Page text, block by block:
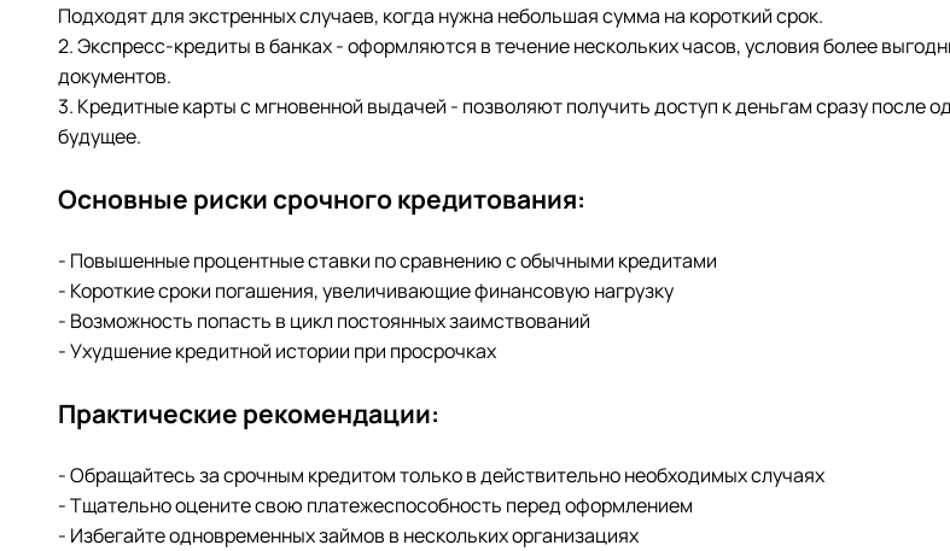
Подходят для экстренных случаев, когда нужна небольшая сумма на короткий срок.
2. Экспресс-кредиты в банках - оформляются в течение нескольких часов, условия более
документов.
3. Кредитные карты с мгновенной выдачей - позволяют получить доступ к деньгам сразу после
будущее.
Основные риски срочного кредитования:
- Повышенные процентные ставки по сравнению с обычными кредитами
- Короткие сроки погашения, увеличивающие финансовую нагрузку
- Возможность попасть в цикл постоянных заимствований
- Ухудшение кредитной истории при просрочках
Практические рекомендации:
- Обращайтесь за срочным кредитом только в действительно необходимых случаях
- Тщательно оцените свою платежеспособность перед оформлением
- Избегайте одновременных займов в нескольких организациях